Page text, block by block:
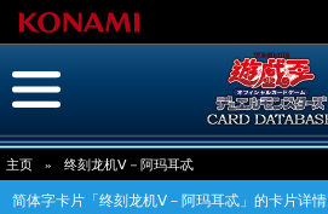
主页 » 终刻龙机Ⅴ－阿玛耳忒
简体字卡片「终刻龙机Ⅴ－阿玛耳忒」的卡片详情